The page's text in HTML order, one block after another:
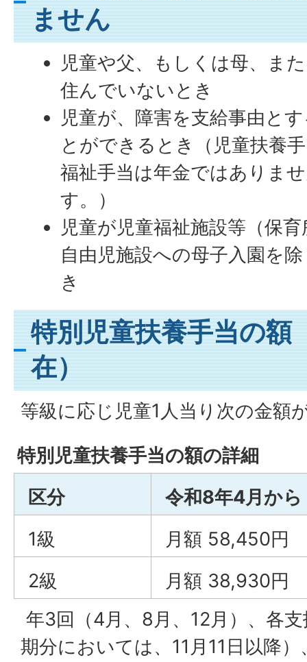
ません
児童や父、もしくは母、ま
住んでいないとき
児童が、障害を支給事由と
とができるとき（児童扶養
福祉手当は年金ではありま
す。）
児童が児童福祉施設等（保
自由児施設への母子入園を
き
特別児童扶養手当の額
在）
等級に応じ児童1人当り次の金額
特別児童扶養手当の額の詳細
区分
令和8年4月から
1級
月額 58,450円
2級
月額 38,930円
年3回（4月、8月、12月）、各
期分においては、11月11日以降